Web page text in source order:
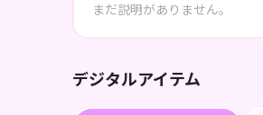
まだ説明がありません。
デジタルアイテム